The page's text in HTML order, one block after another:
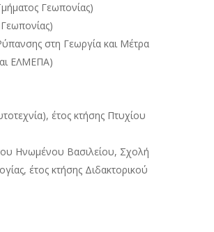
Γεωπονίας)
στη Γεωργία και Μέτρα
ΕΛΜΕΠΑ)
έτος κτήσης Πτυχίου
Ηνωμένου Βασιλείου, Σχολή
έτος κτήσης Διδακτορικού